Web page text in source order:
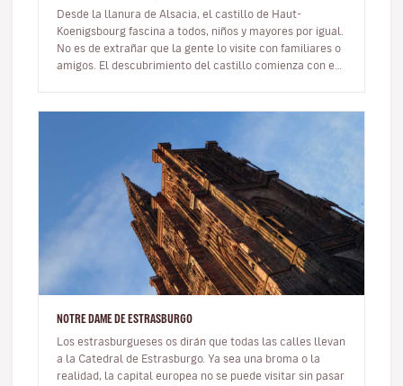
Desde la llanura de Alsacia, el castillo de Haut-
Koenigsbourg fascina a todos, niños y mayores por igual.
No es de extrañar que la gente lo visite con familiares o
amigos. El descubrimiento del castillo comienza con el
NOTRE DAME DE ESTRASBURGO
Los estrasburgueses os dirán que todas las calles llevan
a la Catedral de Estrasburgo. Ya sea una broma o la
realidad, la capital europea no se puede visitar sin pasar